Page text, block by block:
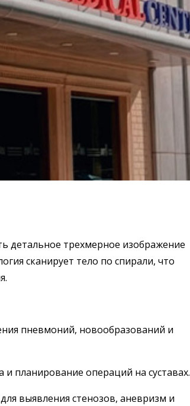
детальное трехмерное изображение
сканирует тело по спирали, что
пневмоний, новообразований и
планирование операций на суставах.
выявления стенозов, аневризм и